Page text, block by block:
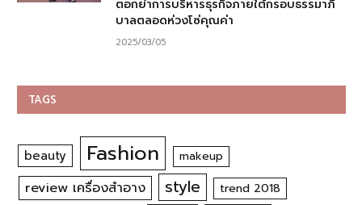
ตอกย้ำการบริหารธุรกิจภายใต้กรอบธรรมาภิ
บาลตลอดห่วงโซ่คุณค่า
2025/03/05
TAGS
beauty Fashion makeup
review เครื่องสำอาง style trend 2018